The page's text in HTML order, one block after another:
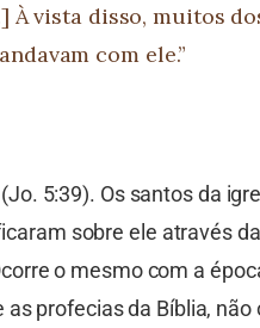
vista disso, muitos
com ele.”
(Jo. 5:39). Os santos da
sobre ele através
o mesmo com a
profecias da Bíblia, não